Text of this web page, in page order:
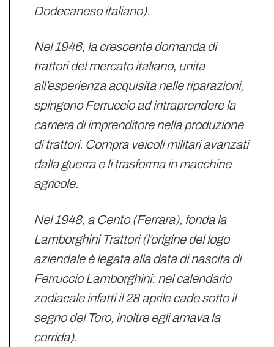
Dodecaneso italiano).
Nel 1946, la crescente domanda di
trattori del mercato italiano, unita
all’esperienza acquisita nelle riparazioni,
spingono Ferruccio ad intraprendere la
carriera di imprenditore nella produzione
di trattori. Compra veicoli militari avanzati
dalla guerra e li trasforma in macchine
agricole.
Nel 1948, a Cento (Ferrara), fonda la
Lamborghini Trattori (l’origine del logo
aziendale è legata alla data di nascita di
Ferruccio Lamborghini: nel calendario
zodiacale infatti il 28 aprile cade sotto il
segno del Toro, inoltre egli amava la
corrida).